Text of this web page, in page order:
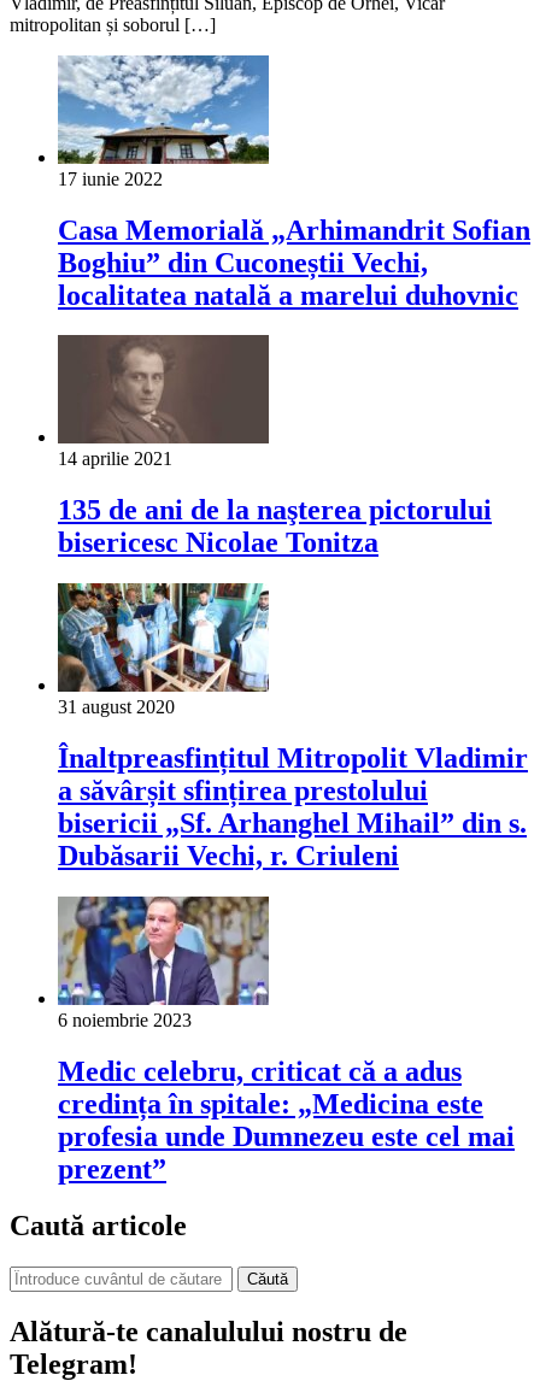
mitropolitan și soborul […]
17 iunie 2022
Casa Memorială „Arhimandrit Sofian
Boghiu” din Cuconeștii Vechi,
localitatea natală a marelui duhovnic
14 aprilie 2021
135 de ani de la naşterea pictorului
bisericesc Nicolae Tonitza
31 august 2020
Înaltpreasfințitul Mitropolit Vladimir
a săvârșit sfințirea prestolului
bisericii „Sf. Arhanghel Mihail” din s.
Dubăsarii Vechi, r. Criuleni
6 noiembrie 2023
Medic celebru, criticat că a adus
credința în spitale: „Medicina este
profesia unde Dumnezeu este cel mai
prezent”
Caută articole
Căută
Alătură-te canalulului nostru de
Telegram!